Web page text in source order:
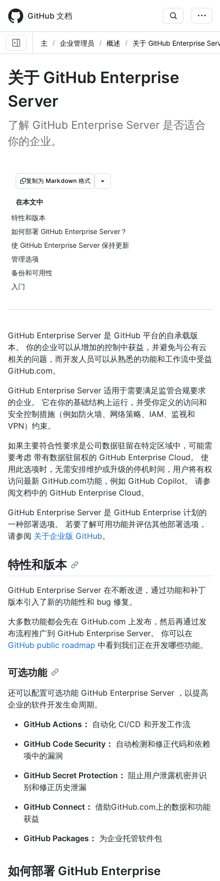
main
content
GitHub 文档
主 企业管理员 概述 关于 GitHub Enterprise
关于 GitHub Enterprise
Server
了解 GitHub Enterprise Server 是否适合
你的企业。
复制为 Markdown 格式
在本文中
特性和版本
如何部署 GitHub Enterprise Server？
使 GitHub Enterprise Server 保持更新
管理选项
备份和可用性
入门
GitHub Enterprise Server 是 GitHub 平台的自承载版
本。 你的企业可以从增加的控制中获益，并避免与公有云
相关的问题，而开发人员可以从熟悉的功能和工作流中受益
GitHub.com。
GitHub Enterprise Server 适用于需要满足监管合规要求
的企业。 它在你的基础结构上运行，并受你定义的访问和
安全控制措施（例如防火墙、网络策略、IAM、监视和
VPN）约束。
如果主要符合性要求是公司数据驻留在特定区域中，可能需
要考虑 带有数据驻留权的 GitHub Enterprise Cloud。 使
用此选项时，无需安排维护或升级的停机时间，用户将有权
访问最新 GitHub.com功能，例如 GitHub Copilot。 请参
阅文档中的 GitHub Enterprise Cloud。
GitHub Enterprise Server 是 GitHub Enterprise 计划的
一种部署选项。 若要了解可用功能并评估其他部署选项，
请参阅 关于企业版 GitHub。
特性和版本
GitHub Enterprise Server 在不断改进，通过功能和补丁
版本引入了新的功能性和 bug 修复。
大多数功能都会先在 GitHub.com 上发布，然后再通过发
布流程推广到 GitHub Enterprise Server。 你可以在
GitHub public roadmap 中看到我们正在开发哪些功能。
可选功能
还可以配置可选功能 GitHub Enterprise Server ，以提高
企业的软件开发生命周期。
GitHub Actions：
自动化 CI/CD 和开发工作流
GitHub Code Security：
自动检测和修正代码和依赖
项中的漏洞
GitHub Secret Protection： 阻止用户泄露机密并识
别和修正历史泄漏
GitHub Connect： 借助GitHub.com上的数据和功能
获益
GitHub Packages： 为企业托管软件包
如何部署 GitHub Enterprise